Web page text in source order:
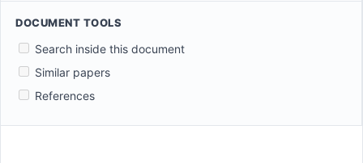
DOCUMENT TOOLS
Search inside this document
Similar papers
References